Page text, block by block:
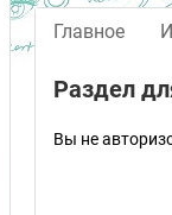
Главное
Раздел
Вы не